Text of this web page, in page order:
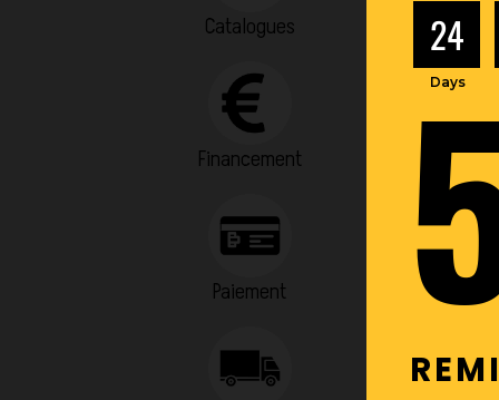
Catalogues
Financement
Paiement
24
Days